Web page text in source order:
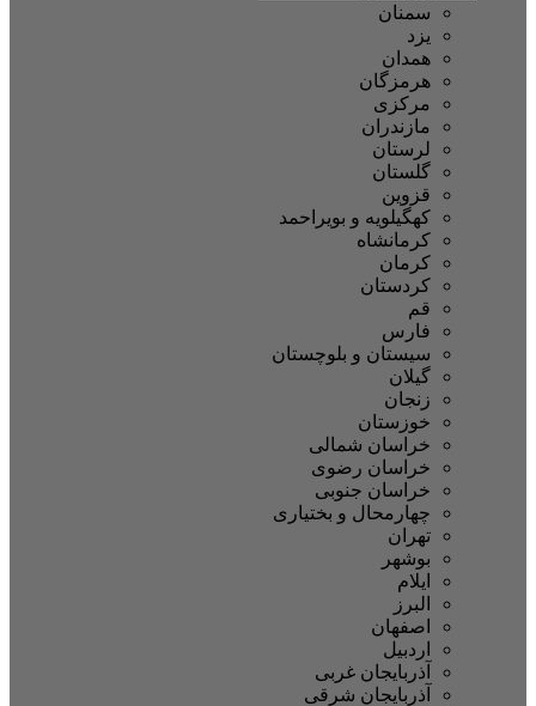
سمنان
یزد
همدان
هرمزگان
مرکزی
مازندران
لرستان
گلستان
قزوین
کهگیلویه و بویراحمد
کرمانشاه
کرمان
کردستان
قم
فارس
سیستان و بلوچستان
گیلان
زنجان
خوزستان
خراسان شمالی
خراسان رضوی
خراسان جنوبی
چهارمحال و بختیاری
تهران
بوشهر
ایلام
البرز
اصفهان
اردبیل
آذربایجان غربی
آذربایجان شرقی